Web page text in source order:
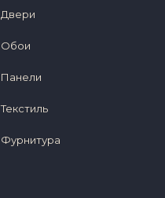
Двери
Обои
Панели
Текстиль
Фурнитура